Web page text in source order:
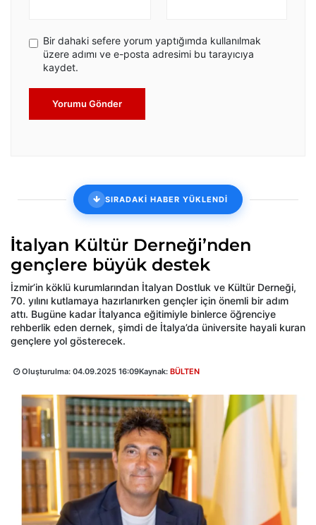
Bir dahaki sefere yorum yaptığımda kullanılmak
üzere adımı ve e-posta adresimi bu tarayıcıya
kaydet.
Yorumu Gönder
SIRADAKİ HABER YÜKLENDİ
İtalyan Kültür Derneği’nden
gençlere büyük destek
İzmir’in köklü kurumlarından İtalyan Dostluk ve Kültür Derneği,
70. yılını kutlamaya hazırlanırken gençler için önemli bir adım
attı. Bugüne kadar İtalyanca eğitimiyle binlerce öğrenciye
rehberlik eden dernek, şimdi de İtalya’da üniversite hayali kuran
gençlere yol gösterecek.
Oluşturulma: 04.09.2025 16:09Kaynak: BÜLTEN